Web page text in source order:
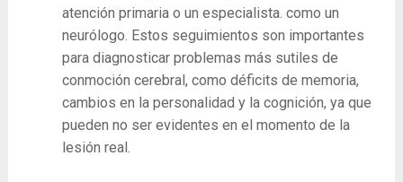
atención primaria o un especialista. como un
neurólogo. Estos seguimientos son importantes
para diagnosticar problemas más sutiles de
conmoción cerebral, como déficits de memoria,
cambios en la personalidad y la cognición, ya que
pueden no ser evidentes en el momento de la
lesión real.